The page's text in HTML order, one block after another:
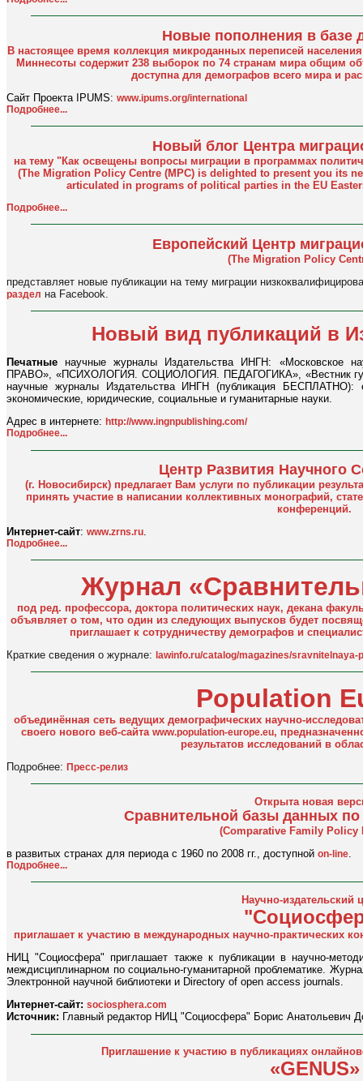
Новые пополнения в базе
В настоящее время коллекция микроданных переписей
Миннесоты содержит 238 выборок по 74 странам мира общим
доступна для демографов всего мира и
Сайт Проекта IPUMS: www.ipums.org/international
Подробнее...
Новый блог Центра
на тему "Как освещены вопросы миграции в программах
(The Migration Policy Centre (MPC) is delighted to present you its
articulated in programs of political parties in the EU
Подробнее...
Европейский Центр
(The Migration Policy
представляет новые публикации на тему миграции
раздел на Facebook.
Новый вид публикаций в
Печатные научные журналы Издательства ИНГН: «Московское
ПРАВО», «ПСИХОЛОГИЯ. СОЦИОЛОГИЯ. ПЕДАГОГИКА», «Вестник
научные журналы Издательства ИНГН (публикация БЕСПЛАТНО):
экономические, юридические, социальные и гуманитарные науки.
Адрес в интернете: http://www.ingnpublishing.com/
Подробнее...
Центр Развития Научного
(г. Новосибирск) предлагает Вам услуги по публикации
принять участие в написании коллективных монографий,
конференций.
Интернет-сайт: www.zrns.ru.
Подробнее...
Журнал
под ред. профессора, доктора политических наук, декана
объявляет о том, что один из следующих выпусков будет
приглашает к сотрудничеству демографов и
Краткие сведения о журнале: lawinfo.ru/catalog/magazines/sravnitelnaya-
Population
объединённая сеть ведущих демографических научно-
своего нового веб-сайта www.population-europe.eu,
результатов исследований в
Подробнее: Пресс-релиз
Открыта новая
Сравнительной базы данных по
(Comparative Family Policy
в развитых странах для периода с 1960 по 2008 гг., доступной on-line.
Подробнее...
Научно-издательский
приглашает к участию в международных научно-практических
НИЦ "Социосфера" приглашает также к публикации в научно-
междисциплинарном по социально-гуманитарной проблематике.
Электронной научной библиотеки и Directory of open acсess journals.
Интернет-сайт: sociosphera.com
Источник: Главный редактор НИЦ "Социосфера" Борис Анатольевич
Приглашение к участию в публикациях
«GENUS»